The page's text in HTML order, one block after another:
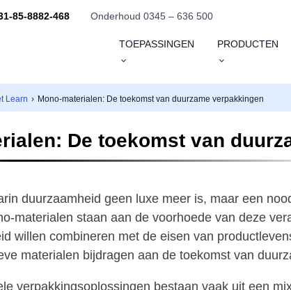
85-8882-468 Onderhoud 0345 – 636 500
TOEPASSINGEN PRODUCTEN
Learn › Mono-materialen: De toekomst van duurzame verpakkingen
De toekomst van
duurzaamheid geen luxe meer is, maar een
materialen staan aan de voorhoede van deze
willen combineren met de eisen van
materialen bijdragen aan de toekomst van
verpakkingsoplossingen bestaan vaak uit een